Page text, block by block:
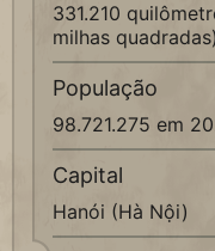
331.210
milhas quadradas)
População
98.721.275 em
Capital
Hanói (Hà Nội)